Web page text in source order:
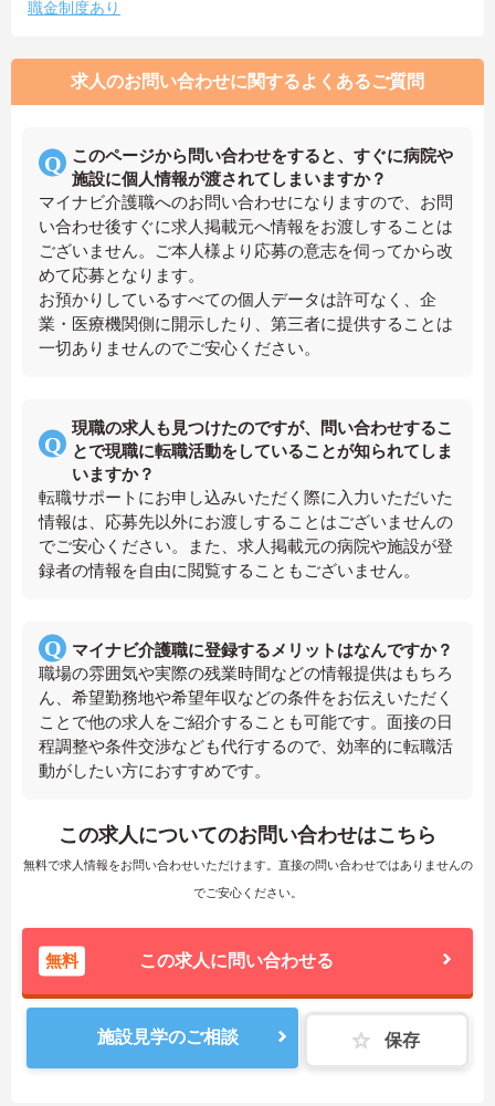
職金制度あり
求人のお問い合わせに関するよくあるご質問
このページから問い合わせをすると、すぐに病院や
施設に個人情報が渡されてしまいますか？
マイナビ介護職へのお問い合わせになりますので、お問
い合わせ後すぐに求人掲載元へ情報をお渡しすることは
ございません。ご本人様より応募の意志を伺ってから改
めて応募となります。
お預かりしているすべての個人データは許可なく、企
業・医療機関側に開示したり、第三者に提供することは
一切ありませんのでご安心ください。
現職の求人も見つけたのですが、問い合わせするこ
とで現職に転職活動をしていることが知られてしま
いますか？
転職サポートにお申し込みいただく際に入力いただいた
情報は、応募先以外にお渡しすることはございませんの
でご安心ください。また、求人掲載元の病院や施設が登
録者の情報を自由に閲覧することもございません。
マイナビ介護職に登録するメリットはなんですか？
職場の雰囲気や実際の残業時間などの情報提供はもちろ
ん、希望勤務地や希望年収などの条件をお伝えいただく
ことで他の求人をご紹介することも可能です。面接の日
程調整や条件交渉なども代行するので、効率的に転職活
動がしたい方におすすめです。
この求人についてのお問い合わせはこちら
無料で求人情報をお問い合わせいただけます。直接の問い合わせではありませんの
でご安心ください。
無料 この求人に問い合わせる
施設見学のご相談 保存